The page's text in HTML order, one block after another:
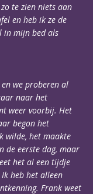
te zien niets aan
en heb ik ze de
in mijn bed als
we proberen al
naar het
weer voorbij. Het
begon het
wilde, het maakte
de eerste dag, maar
het al een tijdje
heb het alleen
Frank weet